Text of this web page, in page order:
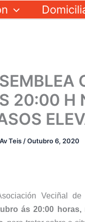
20:00 H
Av Teis /Outubro 6, 2020
Veciñal
ás 20:00